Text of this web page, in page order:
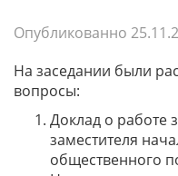
Опубликованно
На заседании были
вопросы:
Доклад о
заместителя
общественного